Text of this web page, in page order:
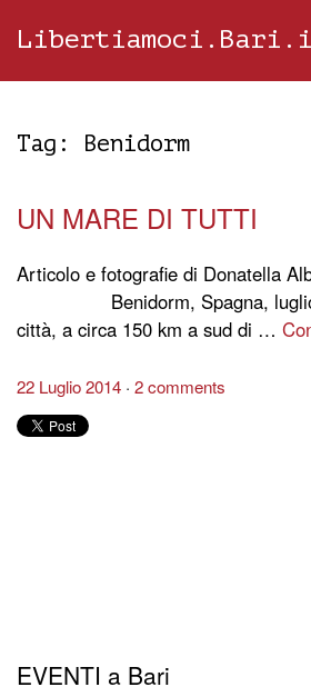
Tag: Benidorm
UN MARE DI TUTTI
Articolo e fotografie di
Benidorm, Spagna, luglio
città, a circa 150 km a sud di …
22 Luglio 2014 2 comments
EVENTI a Bari